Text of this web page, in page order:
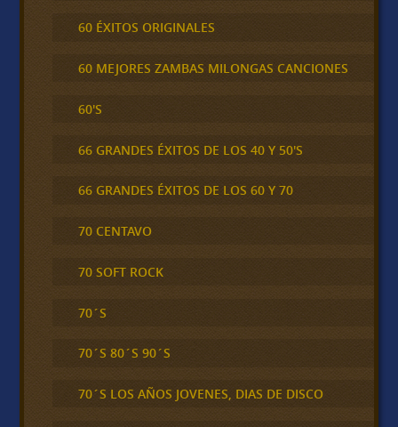
60 ÉXITOS ORIGINALES
60 MEJORES ZAMBAS MILONGAS CANCIONES
60'S
66 GRANDES ÉXITOS DE LOS 40 Y 50'S
66 GRANDES ÉXITOS DE LOS 60 Y 70
70 CENTAVO
70 SOFT ROCK
70´S
70´S 80´S 90´S
70´S LOS AÑOS JOVENES, DIAS DE DISCO